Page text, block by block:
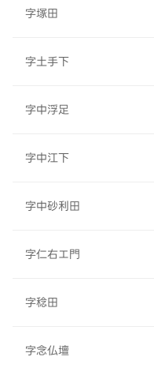
字塚田
字土手下
字中浮足
字中江下
字中砂利田
字仁右エ門
字稔田
字念仏壇